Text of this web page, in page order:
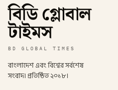
বিডি গ্লোবাল
টাইমস
BD GLOBAL TIMES
বাংলাদেশ এবং বিশ্বের সর্বশেষ
সংবাদ। প্রতিষ্ঠিত ২০১৮।